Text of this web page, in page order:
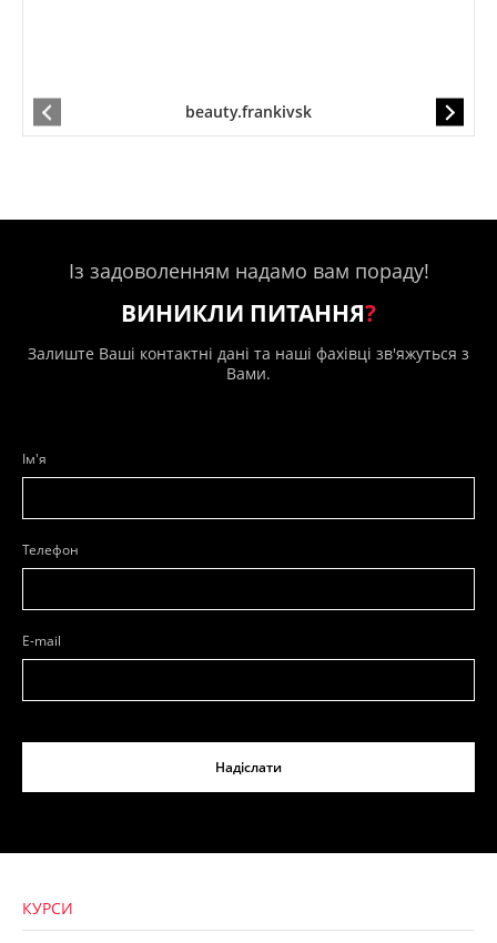
beauty.frankivsk
Із задоволенням надамо вам пораду!
ВИНИКЛИ ПИТАННЯ?
Залиште Ваші контактні дані та наші фахівці зв'яжуться з
Вами.
Ім'я
Телефон
E-mail
Надіслати
КУРСИ